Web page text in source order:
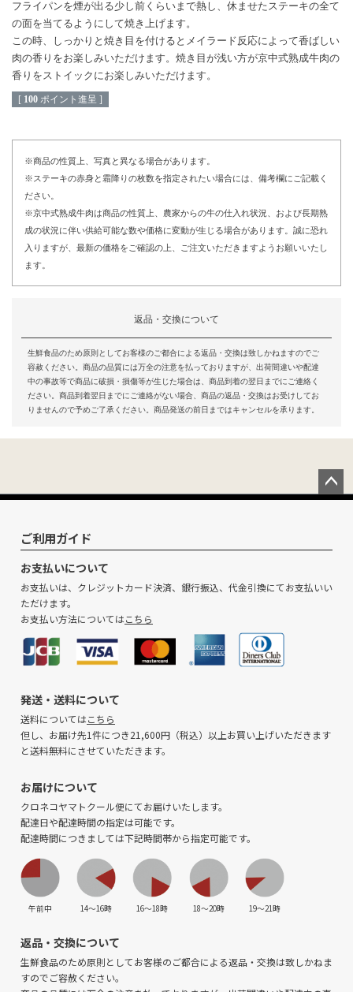
フライパンを煙が出る少し前くらいまで熱し、休ませたステーキの全て
の面を当てるようにして焼き上げます。
この時、しっかりと焼き目を付けるとメイラード反応によって香ばしい
肉の香りをお楽しみいただけます。焼き目が浅い方が京中式熟成牛肉の
香りをストイックにお楽しみいただけます。
[ 100 ポイント進呈 ]
※商品の性質上、写真と異なる場合があります。
※ステーキの赤身と霜降りの枚数を指定されたい場合には、備考欄にご記載く
ださい。
※京中式熟成牛肉は商品の性質上、農家からの牛の仕入れ状況、および長期熟
成の状況に伴い供給可能な数や価格に変動が生じる場合があります。誠に恐れ
入りますが、最新の価格をご確認の上、ご注文いただきますようお願いいたし
ます。
返品・交換について
生鮮食品のため原則としてお客様のご都合による返品・交換は致しかねますのでご
容赦ください。商品の品質には万全の注意を払っておりますが、出荷間違いや配達
中の事故等で商品に破損・損傷等が生じた場合は、商品到着の翌日までにご連絡く
ださい。商品到着翌日までにご連絡がない場合、商品の返品・交換はお受けしてお
りませんので予めご了承ください。商品発送の前日まではキャンセルを承ります。
ペー
へ
ご利用ガイド
お支払いについて
お支払いは、クレジットカード決済、銀行振込、代金引換にてお支払いい
ただけます。
お支払い方法についてはこちら
発送・送料について
送料についてはこちら
但し、お届け先1件につき21,600円（税込）以上お買い上げいただきます
と送料無料にさせていただきます。
お届けについて
クロネコヤマトクール便にてお届けいたします。
配達日や配達時間の指定は可能です。
配達時間につきましては下記時間帯から指定可能です。
午前中 14〜16時 16〜18時 18〜20時 19〜21時
返品・交換について
生鮮食品のため原則としてお客様のご都合による返品・交換は致しかねま
すのでご容赦ください。